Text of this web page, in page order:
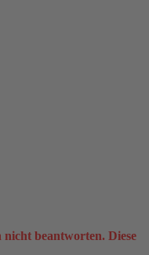
beantworten. Diese